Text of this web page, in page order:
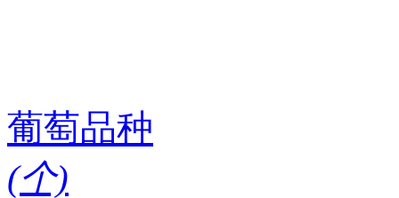
葡萄品种
(个)